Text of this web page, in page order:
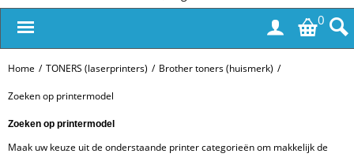
0
Home / TONERS (laserprinters) / Brother toners (huismerk) /
Zoeken op printermodel
Zoeken op printermodel
Maak uw keuze uit de onderstaande printer categorieën om makkelijk de